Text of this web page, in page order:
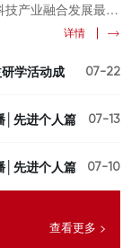



技产业融合发展最新
“未来已来”。四川
详情 
07-22
学活动成
07-13
先进个人篇
07-10
先进个人篇
查看更多 >


程项目中
本部员